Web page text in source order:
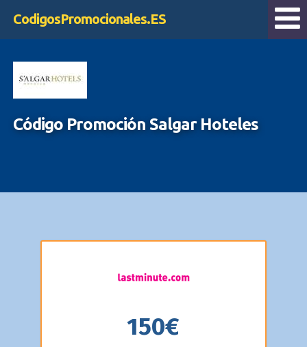
CodigosPromocionales.ES
Código Promoción Salgar Hoteles
150€